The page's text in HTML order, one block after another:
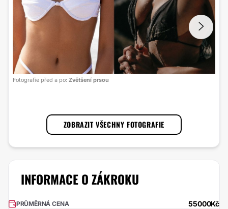
Fotografie před a po: Zvětšení prsou
ZOBRAZIT VŠECHNY FOTOGRAFIE
INFORMACE O ZÁKROKU
PRŮMĚRNÁ CENA 55000Kč